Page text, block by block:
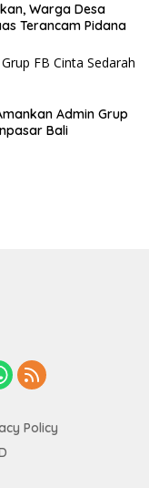
Warga Desa
Terancam Pidana
Admin Grup
Bali
Policy